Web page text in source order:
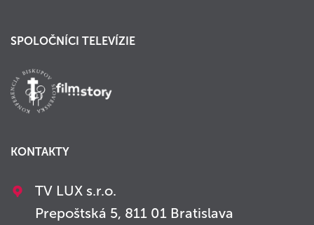
SPOLOČNÍCI TELEVÍZIE
KONTAKTY
TV LUX s.r.o.
Prepoštská 5, 811 01 Bratislava